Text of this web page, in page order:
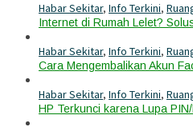
Habar Sekitar, Info Terkini,
Internet di Rumah Lelet?
Habar Sekitar, Info Terkini,
Cara Mengembalikan Akun
Habar Sekitar, Info Terkini,
HP Terkunci karena Lupa